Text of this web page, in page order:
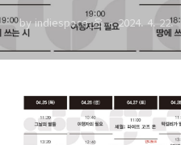
by indiespace_은 2024. 4. 22.